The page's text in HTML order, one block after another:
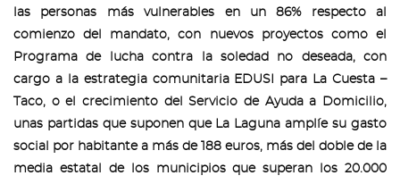
las personas más vulnerables en un 86% respecto al
comienzo del mandato, con nuevos proyectos como el
Programa de lucha contra la soledad no deseada, con
cargo a la estrategia comunitaria EDUSI para La Cuesta –
Taco, o el crecimiento del Servicio de Ayuda a Domicilio,
unas partidas que suponen que La Laguna amplíe su gasto
social por habitante a más de 188 euros, más del doble de la
media estatal de los municipios que superan los 20.000